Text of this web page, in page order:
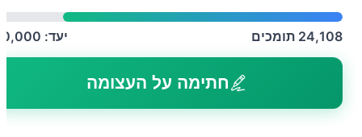
24,108 תומכים יעד:
חתימה על העצומה